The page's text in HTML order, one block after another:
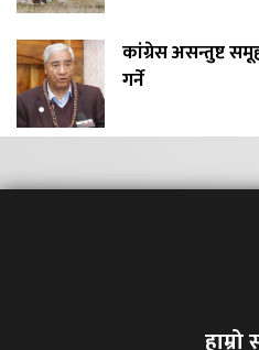
कांग्रेस असन्तुष्ट
गर्ने